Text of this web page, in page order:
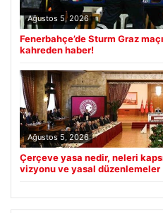
Ağustos 5, 2026
Fenerbahçe’de Sturm Graz
kahreden haber!
Ağustos 5, 2026
Çerçeve yasa nedir, neleri
vizyonu ve yasal düzenlemeler